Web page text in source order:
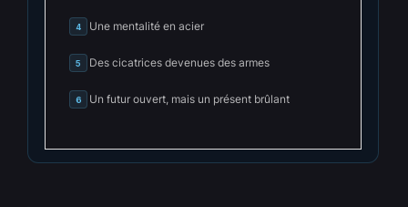
4 Une mentalité en acier
5 Des cicatrices devenues des armes
6 Un futur ouvert, mais un présent brûlant